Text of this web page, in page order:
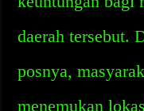
daerah tersebut.
posnya,
menemukan